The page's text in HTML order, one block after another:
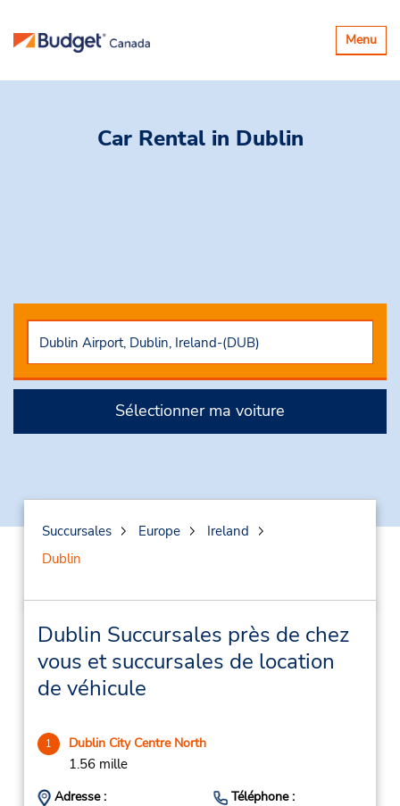
Basculer
la
Menu
Car Rental in Dublin
Sélectionner ma voiture
Succursales Europe
Ireland
Dublin
Dublin Succursales près de chez
vous et succursales de location
de véhicule
1 Dublin City Centre North
1.56 mille
Adresse :
Téléphone :